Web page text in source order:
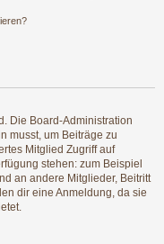
Die Board-Administration
musst, um Beiträge zu
Mitglied Zugriff auf
stehen: zum Beispiel
an andere Mitglieder, Beitritt
dir eine Anmeldung, da sie